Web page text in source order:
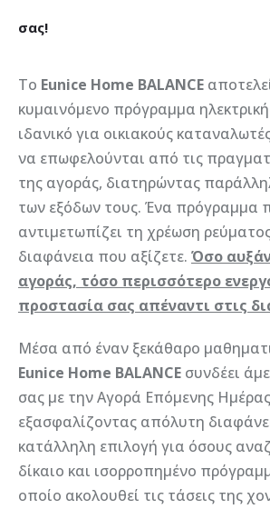
σας!
Το Eunice Home BALANCE
κυμαινόμενο πρόγραμμα
ιδανικό για οικιακούς
να επωφελούνται από τις
της αγοράς, διατηρώντας
των εξόδων τους. Ένα πρόγραμμα
αντιμετωπίζει τη χρέωση
διαφάνεια που αξίζετε. Όσο
αγοράς, τόσο περισσότερο
προστασία σας απέναντι στις
Μέσα από έναν ξεκάθαρο
Eunice Home BALANCE συνδέει
σας με την Αγορά Επόμενης
εξασφαλίζοντας απόλυτη
κατάλληλη επιλογή για όσους
δίκαιο και ισορροπημένο
οποίο ακολουθεί τις τάσεις της